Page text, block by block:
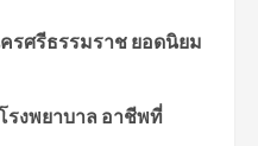
รศรีธรรมราช ยอดนิยม
รงพยาบาล อาชีพที่